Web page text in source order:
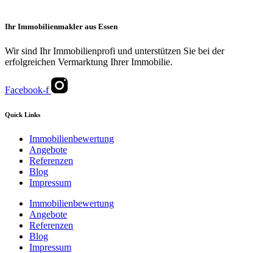
Ihr Immobilienmakler aus Essen
Wir sind Ihr Immobilienprofi und unterstützen Sie bei der
erfolgreichen Vermarktung Ihrer Immobilie.
Facebook-f
Quick Links
Immobilienbewertung
Angebote
Referenzen
Blog
Impressum
Immobilienbewertung
Angebote
Referenzen
Blog
Impressum